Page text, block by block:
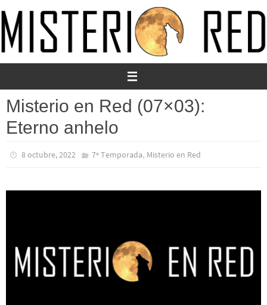
al
contenido
Misterio en Red (07×03):
Eterno anhelo
8 octubre, 2022 7º Temporada, Misterio en Red